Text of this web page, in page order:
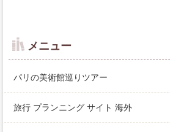
メニュー
パリの美術館巡りツアー
旅行 プランニング サイト 海外